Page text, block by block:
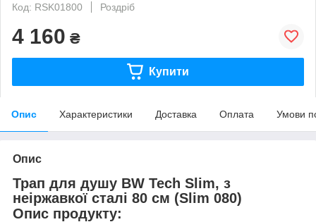
Код: RSK01800
Роздріб
4 160 ₴
Купити
Опис Характеристики Доставка Оплата Умови
Опис
Трап для душу BW Tech Slim, з
неіржавкої сталі 80 см (Slim 080)
Опис продукту: